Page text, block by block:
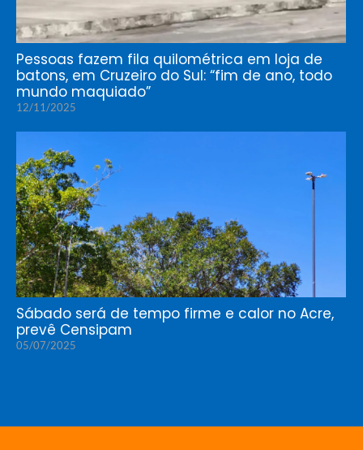
Pessoas fazem fila quilométrica em loja de
batons, em Cruzeiro do Sul: “fim de ano, todo
mundo maquiado”
12/11/2025
Sábado será de tempo firme e calor no Acre,
prevê Censipam
05/07/2025